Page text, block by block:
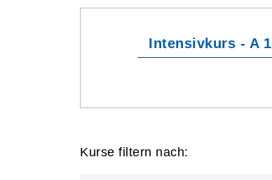
Intensivkurs - A 1
Kurse filtern nach: